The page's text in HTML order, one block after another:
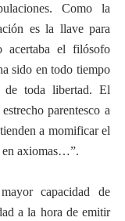
Como la
es la llave para
acertaba el filósofo
sido en todo tiempo
de toda libertad. El
parentesco a
a momificar el
en axiomas…”.
capacidad de
a la hora de emitir